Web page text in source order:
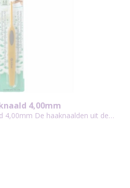
4,00mm
4,00mm De haaknaalden uit de…